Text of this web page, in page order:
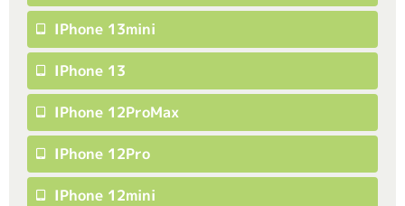
IPhone 13mini
IPhone 13
IPhone 12ProMax
IPhone 12Pro
IPhone 12mini